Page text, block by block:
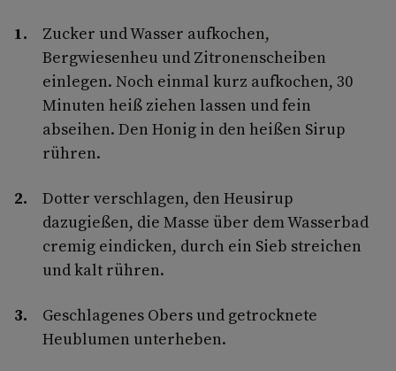
Zucker und Wasser aufkochen,
Bergwiesenheu und Zitronenscheiben
einlegen. Noch einmal kurz aufkochen, 30
Minuten heiß ziehen lassen und fein
abseihen. Den Honig in den heißen Sirup
rühren.
Dotter verschlagen, den Heusirup
dazugießen, die Masse über dem Wasserbad
cremig eindicken, durch ein Sieb streichen
und kalt rühren.
Geschlagenes Obers und getrocknete
Heublumen unterheben.